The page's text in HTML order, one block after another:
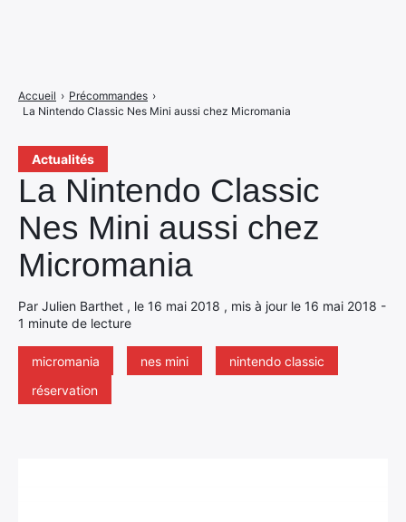
Actualités
La Nintendo Classic
Nes Mini aussi chez
Micromania
Par Julien Barthet , le 16 mai 2018 , mis à jour le 16 mai 2018 -
1 minute de lecture
micromania nes mini
nintendo classic
réservation
Accueil › Précommandes ›
La Nintendo Classic Nes Mini aussi chez Micromania